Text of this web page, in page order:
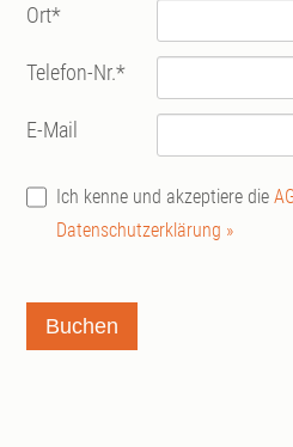
Ort*
Telefon-Nr.*
E-Mail
Ich kenne und akzeptiere die
Datenschutzerklärung »
Buchen